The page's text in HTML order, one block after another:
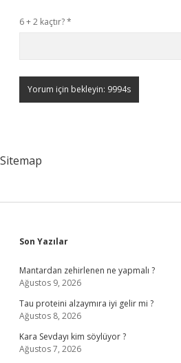
6 + 2 kaçtır?*
Sitemap
Sidebar
Son Yazılar
Mantardan zehirlenen ne yapmalı ?
Ağustos 9, 2026
Tau proteini alzaymıra iyi gelir mi ?
Ağustos 8, 2026
Kara Sevdayı kim söylüyor ?
Ağustos 7, 2026